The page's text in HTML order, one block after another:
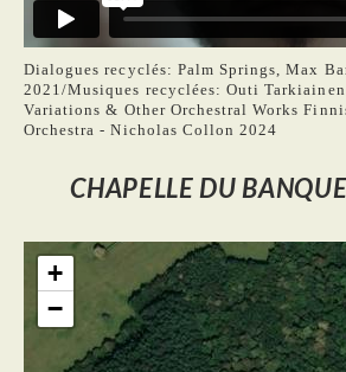
Dialogues recyclés: Palm Springs, Max
2021/Musiques recyclées: Outi
Variations & Other Orchestral Works
Orchestra - Nicholas Collon 2024
CHAPELLE DU
+
−